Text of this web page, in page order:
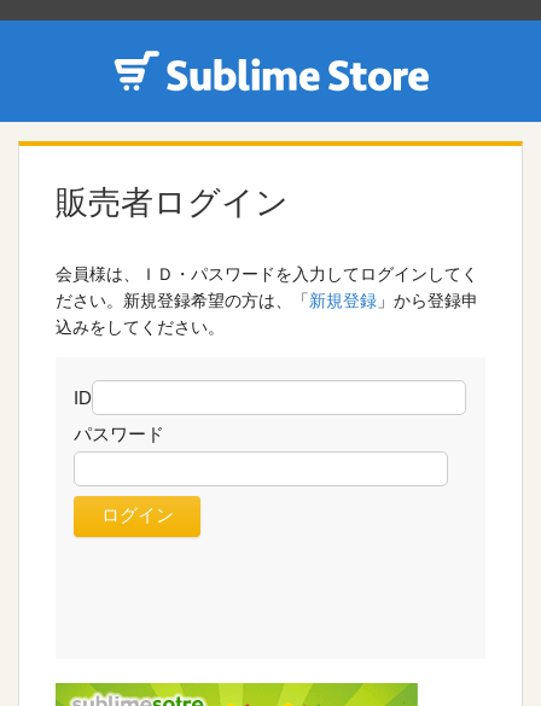
販売者ログイン
会員様は、ＩＤ・パスワードを入力してログインしてく
ださい。新規登録希望の方は、「新規登録 」から登録申
込みをしてください。
ID
パスワード